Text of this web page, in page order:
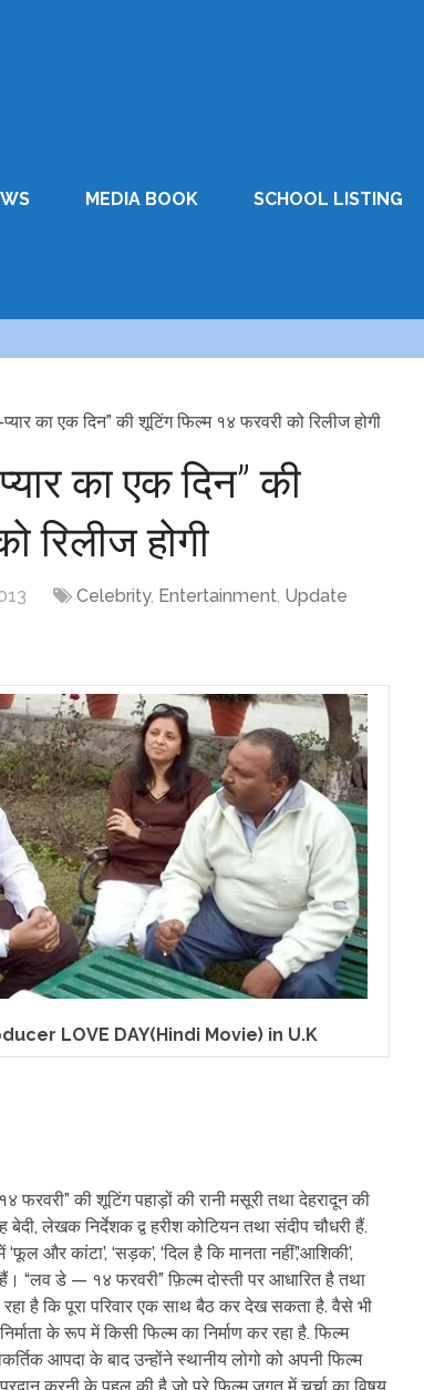
MEDIA BOOK SCHOOL LISTING
का एक दिन” की शूटिंग फिल्म १४ फरवरी को रिलीज होगी
का एक दिन” की
रिलीज होगी
Celebrity, Entertainment, Update
LOVE DAY(Hindi Movie) in U.K
की शूटिंग पहाड़ों की रानी मसूरी तथा देहरादून की
बेदी, लेखक निर्देशक द्व हरीश कोटियन तथा संदीप चौधरी हैं.
और कांटा’, ‘सड़क’, ‘दिल है कि मानता नहीं’,’आशिकी’,
“लव डे — १४ फरवरी” फ़िल्म दोस्ती पर आधारित है तथा
है कि पूरा परिवार एक साथ बैठ कर देख सकता है. वैसे भी
के रूप में किसी फिल्म का निर्माण कर रहा है. फिल्म
आपदा के बाद उन्होंने स्थानीय लोगो को अपनी फिल्म